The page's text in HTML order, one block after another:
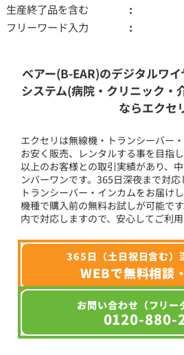
生産終了品を含む
フリーワード入力
ベアー(B-EAR)のデジタルワ
システム(病院・クリニック・
ならエクセ
エクセリは無線機・トランシーバー
お安く販売、レンタルする事を目指
以上のお客様との取引実績があり、
ンバーワンです。365日深夜まで対応
トランシーバー・インカムをお届け
機種で購入前の無料お試しが可能で
内で対応しますので、安心してご利用
365日（土日祝日含む）
WEBで無料相談
お問い合わせ（フリー
0120-880-